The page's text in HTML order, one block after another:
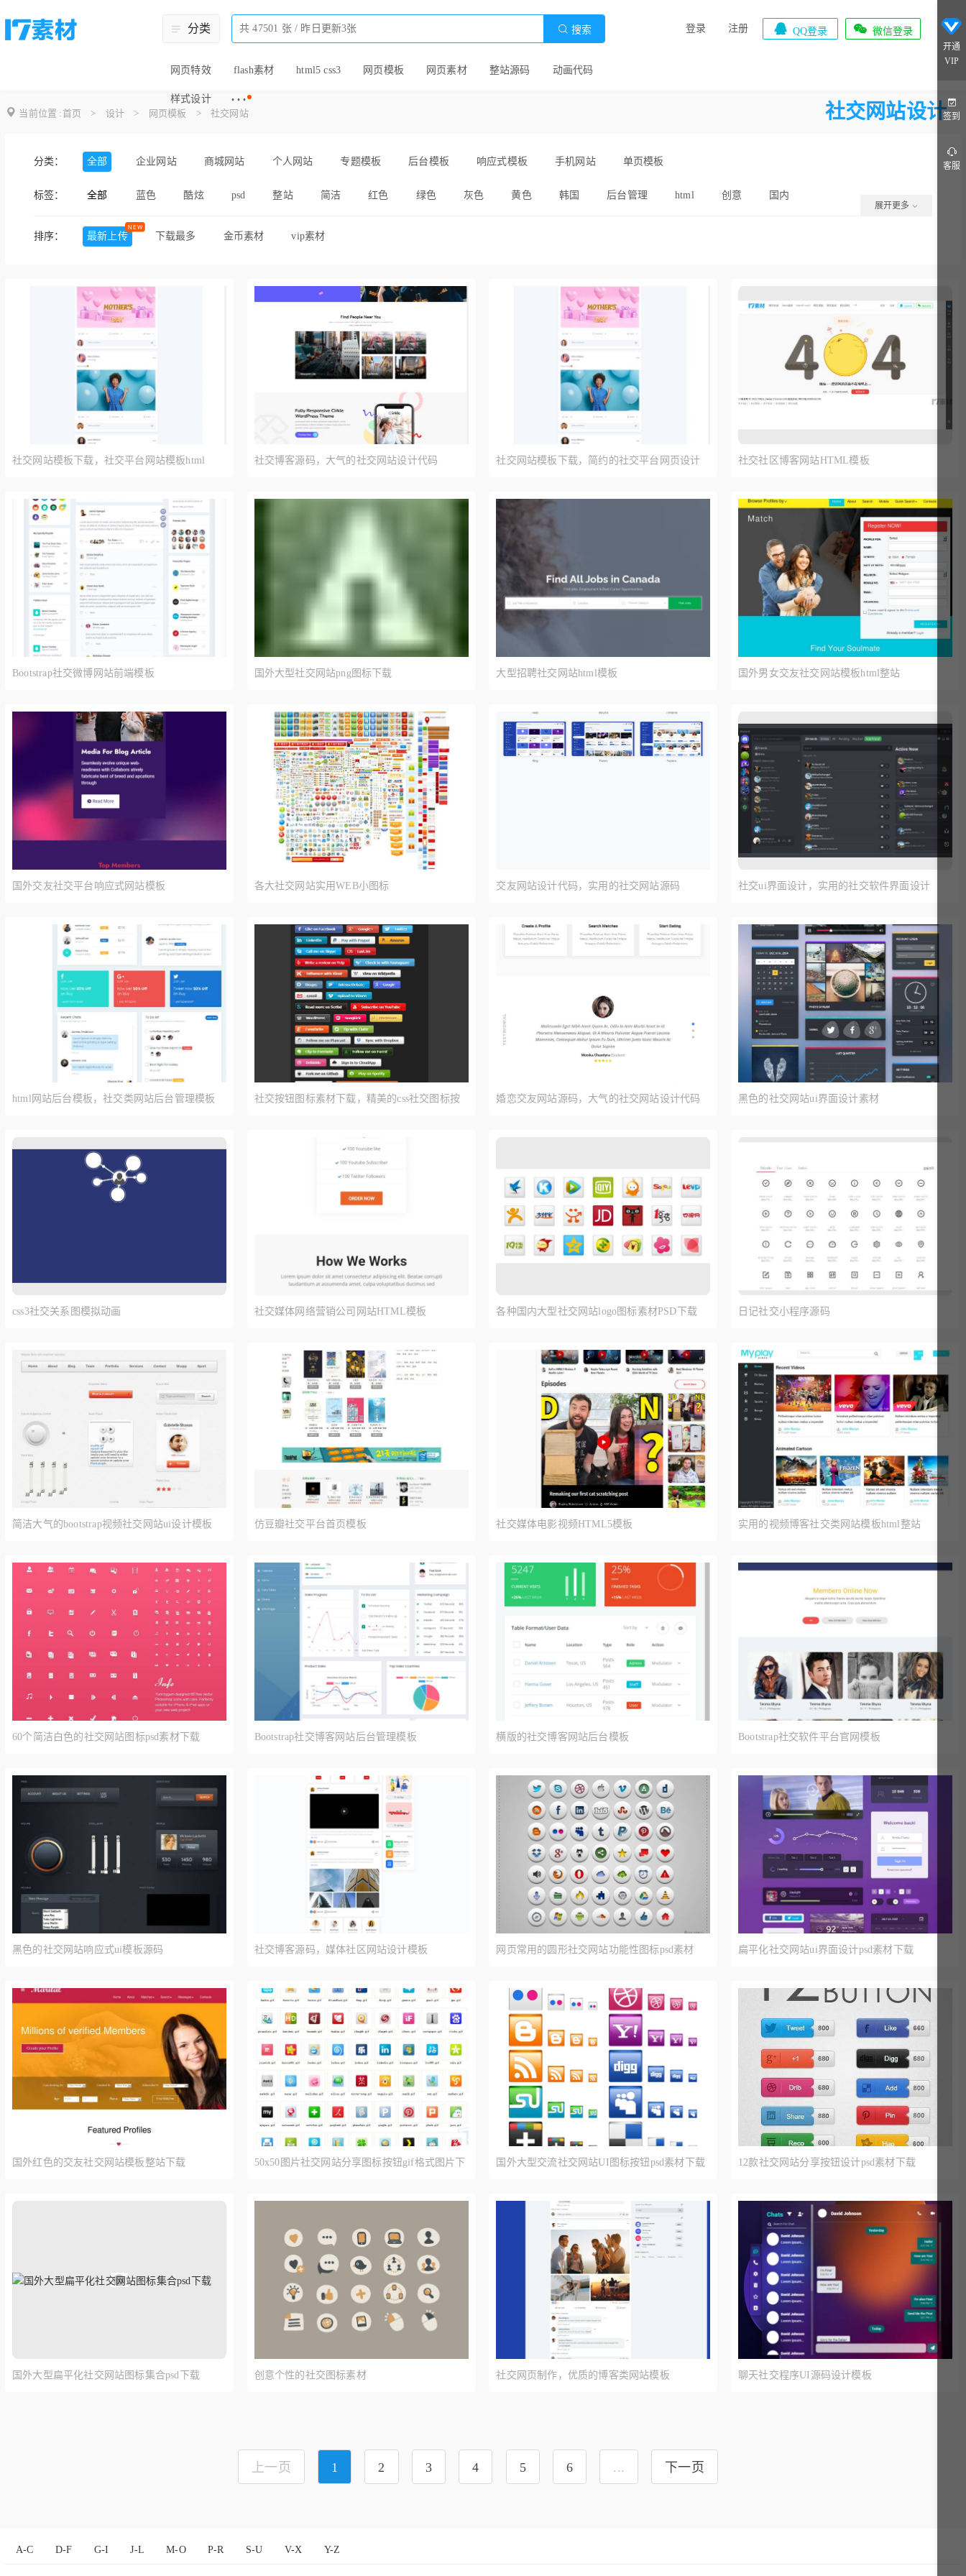
分类  搜索
网页特效 flash素材 html5 css3 网页模板 网页素材 整站源码 动画代码
样式设计 ···
登录 注册  QQ登录  微信登录
当前位置 :首页 > 设计 > 网页模板 > 社交网站 社交网站设计
分类： 全部 企业网站 商城网站 个人网站 专题模板 后台模板 响应式模板 手机网站 单页模板
标签： 全部 蓝色 酷炫 psd 整站 简洁 红色 绿色 灰色 黄色 韩国 后台管理 html 创意 国内
登录
摄影作品 俱乐部网站 婚礼策划 宽屏html 中介网站模板 运动健身
展开更多
排序： 最新上传 下载最多 金币素材 vip素材
社交网站模板下载，社交平台网站模板html 社交博客源码，大气的社交网站设计代码 社交网站模板下载，简约的社交平台网页设计 社交社区博客网站HTML模板
Bootstrap社交微博网站前端模板 国外大型社交网站png图标下载 大型招聘社交网站html模板 国外男女交友社交网站模板html整站
国外交友社交平台响应式网站模板 各大社交网站实用WEB小图标 交友网站设计代码，实用的社交网站源码 社交ui界面设计，实用的社交软件界面设计
html网站后台模板，社交类网站后台管理模板 社交按钮图标素材下载，精美的css社交图标按 婚恋交友网站源码，大气的社交网站设计代码 黑色的社交网站ui界面设计素材
css3社交关系图模拟动画 社交媒体网络营销公司网站HTML模板 各种国内大型社交网站logo图标素材PSD下载 日记社交小程序源码
简洁大气的bootstrap视频社交网站ui设计模板 仿豆瓣社交平台首页模板 社交媒体电影视频HTML5模板 实用的视频博客社交类网站模板html整站
60个简洁白色的社交网站图标psd素材下载 Bootstrap社交博客网站后台管理模板 横版的社交博客网站后台模板 Bootstrap社交软件平台官网模板
黑色的社交网站响应式ui模板源码 社交博客源码，媒体社区网站设计模板 网页常用的圆形社交网站功能性图标psd素材 扁平化社交网站ui界面设计psd素材下载
国外红色的交友社交网站模板整站下载 50x50图片社交网站分享图标按钮gif格式图片下 国外大型交流社交网站UI图标按钮psd素材下载 12款社交网站分享按钮设计psd素材下载
国外大型扁平化社交网站图标集合psd下载 创意个性的社交图标素材 社交网页制作，优质的博客类网站模板 聊天社交程序UI源码设计模板
上一页 1 2 3 4 5 6 ... 下一页
A-C D-F G-I J-L M-O P-R S-U V-X Y-Z
开通
VIP
签到
客服